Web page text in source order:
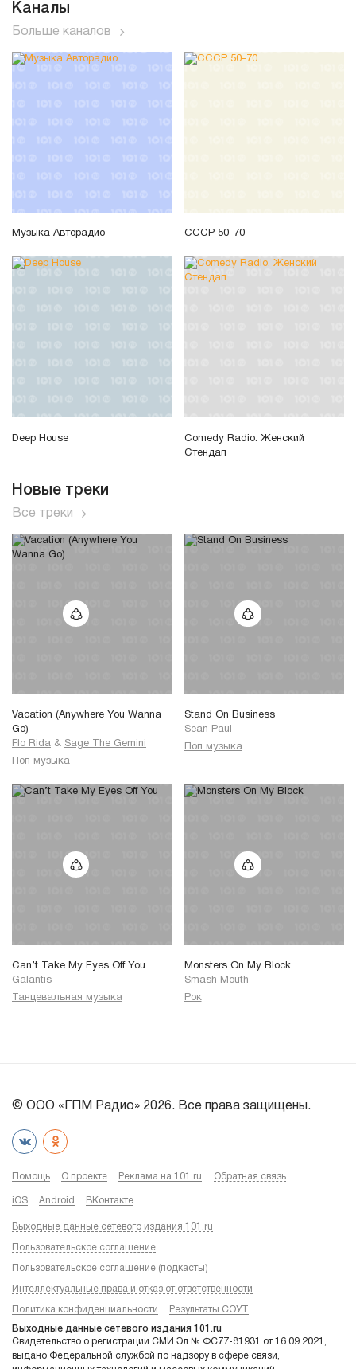
Каналы
Больше каналов
Музыка Авторадио СССР 50-70
Deep House
Comedy Radio. Женский
Стендап
Новые треки
Все треки
Vacation (Anywhere You Wanna
Go)
Flo Rida & Sage The Gemini
Поп музыка
Stand On Business
Sean Paul
Поп музыка
Can’t Take My Eyes Off You
Galantis
Танцевальная музыка
Monsters On My Block
Smash Mouth
Рок
© ООО «ГПМ Радио» 2026. Все права защищены.
Помощь О проекте Реклама на 101.ru Обратная связь
iOS Android ВКонтакте
Выходные данные сетевого издания 101.ru
Пользовательское соглашение
Пользовательское соглашение (подкасты)
Интеллектуальные права и отказ от ответственности
Политика конфиденциальности Результаты СОУТ
Выходные данные сетевого издания 101.ru
Свидетельство о регистрации СМИ Эл № ФС77-81931 от 16.09.2021,
выдано Федеральной службой по надзору в сфере связи,